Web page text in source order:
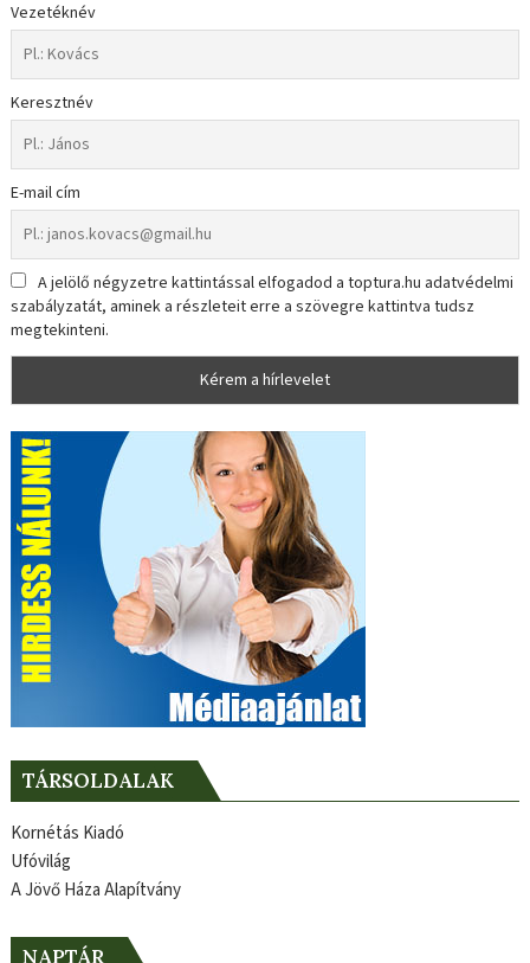
Vezetéknév
Keresztnév
E-mail cím
A jelölő négyzetre kattintással elfogadod a toptura.hu adatvédelmi
szabályzatát, aminek a részleteit erre a szövegre kattintva tudsz
megtekinteni.
TÁRSOLDALAK
Kornétás Kiadó
Ufóvilág
A Jövő Háza Alapítvány
NAPTÁR